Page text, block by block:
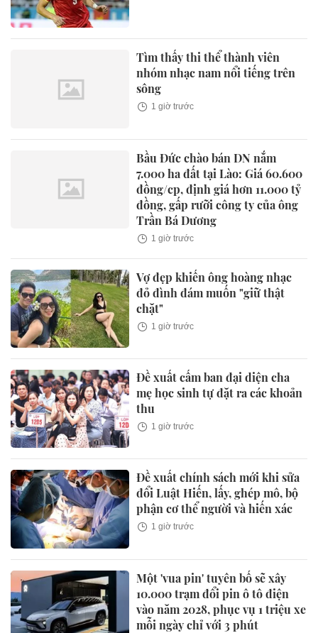
Tìm thấy thi thể thành viên
nhóm nhạc nam nổi tiếng trên
sông
1 giờ trước
Bầu Đức chào bán DN nắm
7.000 ha đất tại Lào: Giá 60.600
đồng/cp, định giá hơn 11.000 tỷ
đồng, gấp rưỡi công ty của ông
Trần Bá Dương
1 giờ trước
Vợ đẹp khiến ông hoàng nhạc
đỏ đình đám muốn "giữ thật
chặt"
1 giờ trước
Đề xuất cấm ban đại diện cha
mẹ học sinh tự đặt ra các khoản
thu
1 giờ trước
Đề xuất chính sách mới khi sửa
đổi Luật Hiến, lấy, ghép mô, bộ
phận cơ thể người và hiến xác
1 giờ trước
Một 'vua pin' tuyên bố sẽ xây
10.000 trạm đổi pin ô tô điện
vào năm 2028, phục vụ 1 triệu xe
mỗi ngày chỉ với 3 phút